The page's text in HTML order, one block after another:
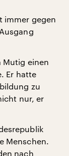
immer gegen
Mutig einen
Er hatte
zu
nur, er
Menschen.
nach